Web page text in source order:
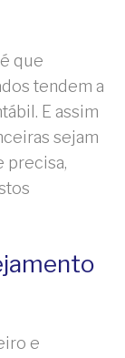
que
tendem a
E assim
sejam
precisa,
e